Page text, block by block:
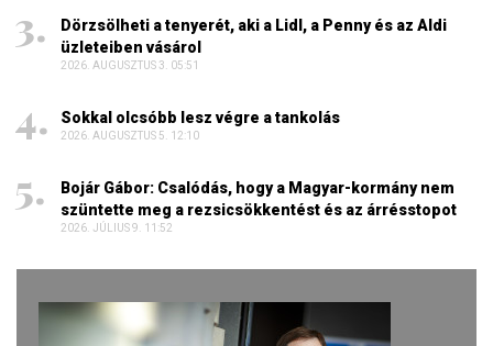
Dörzsölheti a tenyerét, aki a Lidl, a Penny és az Aldi
üzleteiben vásárol
2026. AUGUSZTUS 3. 05:51
Sokkal olcsóbb lesz végre a tankolás
2026. AUGUSZTUS 5. 12:10
Bojár Gábor: Csalódás, hogy a Magyar-kormány nem
szüntette meg a rezsicsökkentést és az árrésstopot
2026. JÚLIUS 9. 11:52